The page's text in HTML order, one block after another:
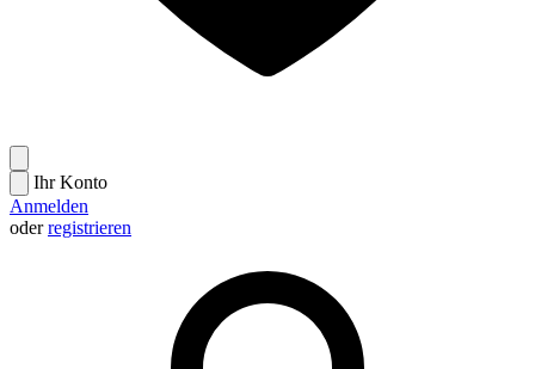
Ihr Konto
Anmelden
oderregistrieren